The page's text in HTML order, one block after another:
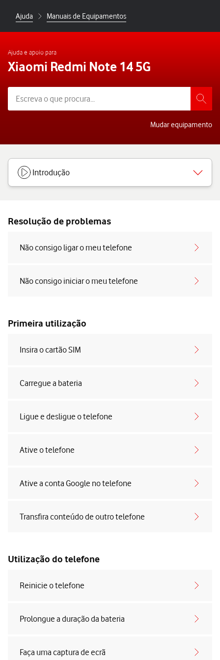
Ajuda Manuais de Equipamentos
Ajuda e apoio para
Xiaomi Redmi Note 14 5G
Mudar equipamento
Introdução
Resolução de problemas
Não consigo ligar o meu telefone
Não consigo iniciar o meu telefone
Primeira utilização
Insira o cartão SIM
Carregue a bateria
Ligue e desligue o telefone
Ative o telefone
Ative a conta Google no telefone
Transfira conteúdo de outro telefone
Utilização do telefone
Reinicie o telefone
Prolongue a duração da bateria
Faça uma captura de ecrã